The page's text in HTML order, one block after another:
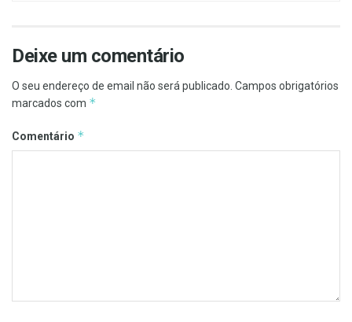
Deixe um comentário
O seu endereço de email não será publicado. Campos obrigatórios
marcados com *
Comentário *